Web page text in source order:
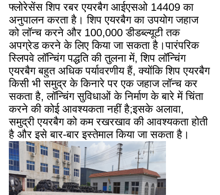
फ्लोरेसेंस शिप रबर एयरबैग आईएसओ 14409 का
अनुपालन करता है। शिप एयरबैग का उपयोग जहाज
को लॉन्च करने और 100,000 डीडब्ल्यूटी तक
अपग्रेड करने के लिए किया जा सकता है।पारंपरिक
स्लिपवे लॉन्चिंग पद्धति की तुलना में, शिप लॉन्चिंग
एयरबैग बहुत अधिक पर्यावरणीय हैं, क्योंकि शिप एयरबैग
किसी भी समुद्र के किनारे पर एक जहाज लॉन्च कर
सकता है, लॉन्चिंग सुविधाओं के निर्माण के बारे में चिंता
करने की कोई आवश्यकता नहीं है;इसके अलावा,
समुद्री एयरबैग को कम रखरखाव की आवश्यकता होती
है और इसे बार-बार इस्तेमाल किया जा सकता है।